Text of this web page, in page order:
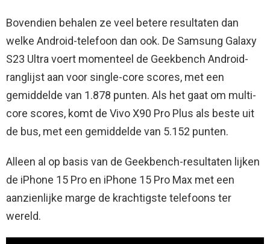
Bovendien behalen ze veel betere resultaten dan
welke Android-telefoon dan ook. De Samsung Galaxy
S23 Ultra voert momenteel de Geekbench Android-
ranglijst aan voor single-core scores, met een
gemiddelde van 1.878 punten. Als het gaat om multi-
core scores, komt de Vivo X90 Pro Plus als beste uit
de bus, met een gemiddelde van 5.152 punten.
Alleen al op basis van de Geekbench-resultaten lijken
de iPhone 15 Pro en iPhone 15 Pro Max met een
aanzienlijke marge de krachtigste telefoons ter
wereld.